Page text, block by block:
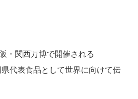
・関西万博で開催される
代表食品として世界に向けて伝